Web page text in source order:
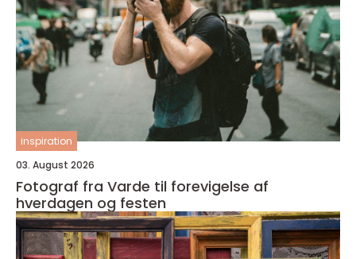
inspiration
03. August 2026
Fotograf fra Varde til forevigelse af
hverdagen og festen